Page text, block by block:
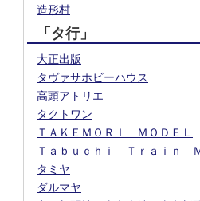
造形村
「タ行」
大正出版
タヴァサホビーハウス
高頭アトリエ
タクトワン
ＴＡＫＥＭＯＲＩ ＭＯＤＥＬ
Ｔａｂｕｃｈｉ Ｔｒａｉｎ
タミヤ
ダルマヤ